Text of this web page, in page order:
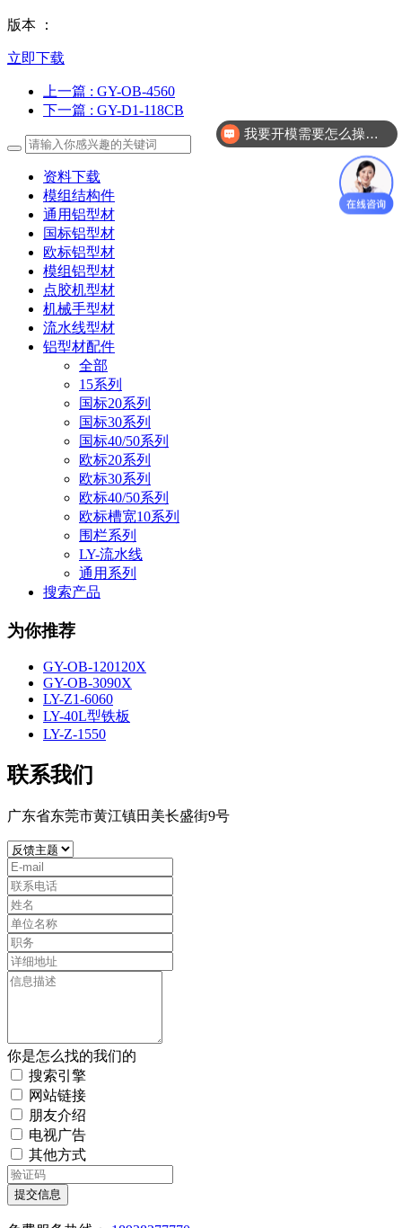
版本 ：
立即下载
上一篇 : GY-OB-4560
下一篇 : GY-D1-118CB
资料下载
模组结构件
通用铝型材
国标铝型材
欧标铝型材
模组铝型材
点胶机型材
机械手型材
流水线型材
铝型材配件
全部
15系列
国标20系列
国标30系列
国标40/50系列
欧标20系列
欧标30系列
欧标40/50系列
欧标槽宽10系列
围栏系列
LY-流水线
通用系列
搜索产品
为你推荐
GY-OB-120120X
GY-OB-3090X
LY-Z1-6060
LY-40L型铁板
LY-Z-1550
联系我们
广东省东莞市黄江镇田美长盛街9号
你是怎么找的我们的
搜索引擎
网站链接
朋友介绍
电视广告
其他方式
提交信息
我要开模需要怎么操作？